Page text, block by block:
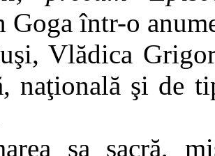
Goga într-o
Vlădica
naţională şi de
sa sacră,